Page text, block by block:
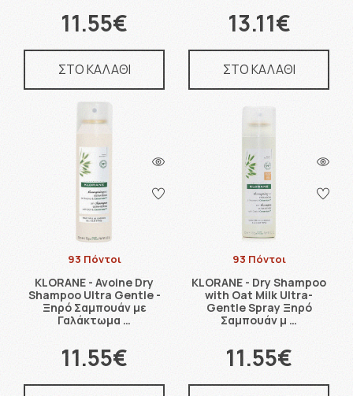
11.55€
ΣΤΟ ΚΑΛΑΘΙ
13.11€
ΣΤΟ ΚΑΛΑΘΙ
93 Πόντοι
KLORANE - Avoine Dry
Shampoo Ultra Gentle -
Ξηρό Σαμπουάν με
Γαλάκτωμα …
11.55€
93 Πόντοι
KLORANE - Dry Shampoo
with Oat Milk Ultra-
Gentle Spray Ξηρό
Σαμπουάν μ …
11.55€